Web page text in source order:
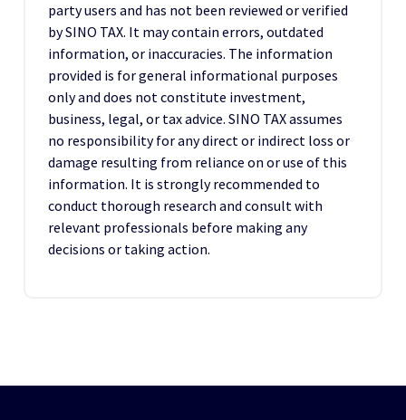
party users and has not been reviewed or verified
by SINO TAX. It may contain errors, outdated
information, or inaccuracies. The information
provided is for general informational purposes
only and does not constitute investment,
business, legal, or tax advice. SINO TAX assumes
no responsibility for any direct or indirect loss or
damage resulting from reliance on or use of this
information. It is strongly recommended to
conduct thorough research and consult with
relevant professionals before making any
decisions or taking action.